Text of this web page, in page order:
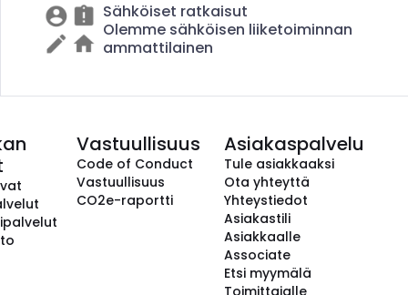
Sähköiset ratkaisut
Olemme sähköisen liiketoiminnan
ammattilainen
Vastuullisuus
Code of Conduct
Vastuullisuus
CO2e-raportti
Asiakaspalvelu
Tule asiakkaaksi
Ota yhteyttä
Yhteystiedot
Asiakastili
Asiakkaalle
Associate
Etsi myymälä
Toimittajalle